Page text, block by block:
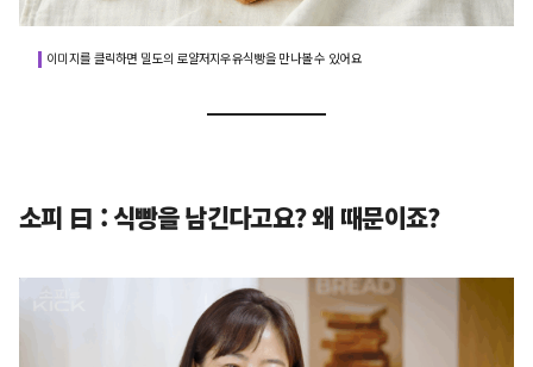
이미지를 클릭하면 밀도의 로얄저지우유식빵을 만나볼 수 있어요
소피 曰 : 식빵을 남긴다고요? 왜 때문이죠?